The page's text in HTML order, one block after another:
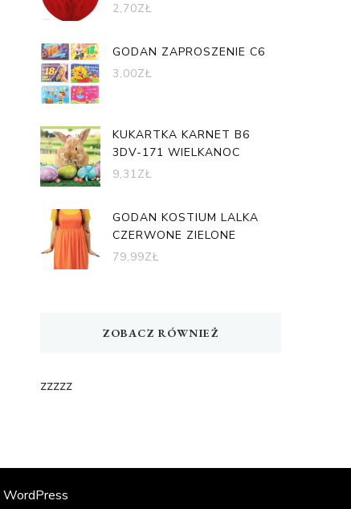
2,70ZŁ
GODAN ZAPROSZENIE C6
3,00ZŁ
KUKARTKA KARNET B6
3DV-171 WIELKANOC
9,31ZŁ
GODAN KOSTIUM LALKA
CZERWONE ZIELONE
79,99ZŁ
ZOBACZ RÓWNIEŻ
zzzzz
WordPress